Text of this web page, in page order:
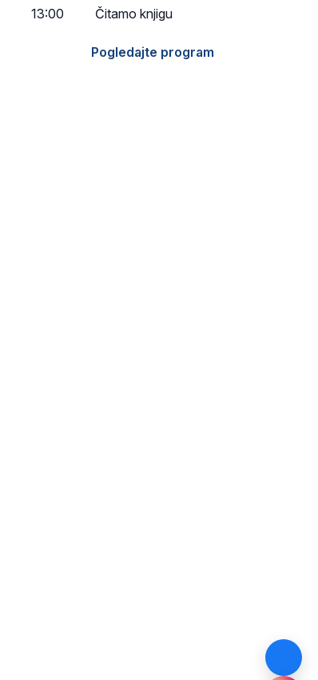
13:00 Čitamo knjigu
Pogledajte program